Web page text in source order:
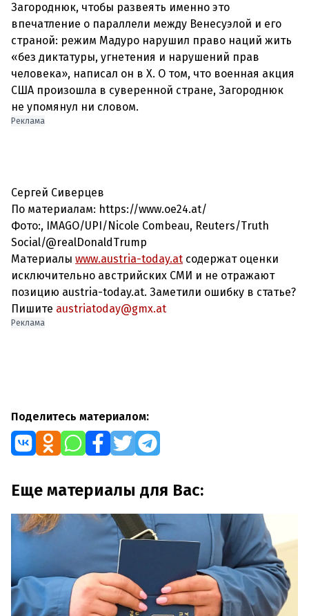
Загороднюк, чтобы развеять именно это
впечатление о параллели между Венесуэлой и его
страной: режим Мадуро нарушил право наций жить
«без диктатуры, угнетения и нарушений прав
человека», написал он в X. О том, что военная акция
США произошла в суверенной стране, Загороднюк
не упомянул ни словом.
Реклама
Сергей Сиверцев
По материалам: https://www.oe24.at/
Фото:, IMAGO/UPI/Nicole Combeau, Reuters/Truth
Social/@realDonaldTrump
Материалы www.austria-today.at содержат оценки
исключительно австрийских СМИ и не отражают
позицию austria-today.at. Заметили ошибку в статье?
Пишите austriatoday@gmx.at
Реклама
Поделитесь материалом:
Еще материалы для Вас: